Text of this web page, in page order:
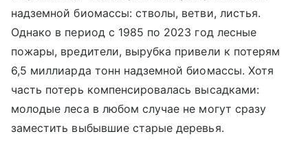
надземной биомассы: стволы, ветви, листья.
Однако в период с 1985 по 2023 год лесные
пожары, вредители, вырубка привели к потерям
6,5 миллиарда тонн надземной биомассы. Хотя
часть потерь компенсировалась высадками:
молодые леса в любом случае не могут сразу
заместить выбывшие старые деревья.